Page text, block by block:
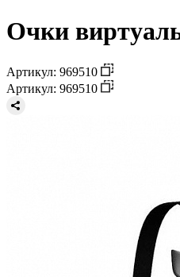
Очки
Артикул: 969510
Артикул: 969510